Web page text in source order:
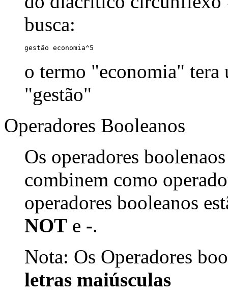
busca:
gestão economia^5
o termo "economia" tera
"gestão"
Operadores Booleanos
Os operadores
combinem como
operadores booleanos
NOT e -.
Nota: Os Operadores
letras maiúsculas